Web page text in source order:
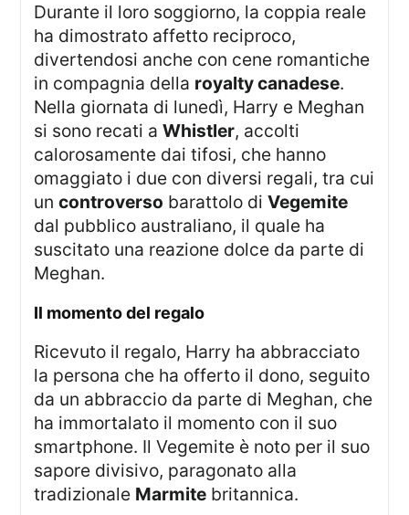
Durante il loro soggiorno, la coppia reale
ha dimostrato affetto reciproco,
divertendosi anche con cene romantiche
in compagnia della royalty canadese.
Nella giornata di lunedì, Harry e Meghan
si sono recati aWhistler, accolti
calorosamente dai tifosi, che hanno
omaggiato i due con diversi regali, tra cui
uncontroverso barattolo diVegemite
dal pubblico australiano, il quale ha
suscitato una reazione dolce da parte di
Meghan.
Il momento del regalo
Ricevuto il regalo, Harry ha abbracciato
la persona che ha offerto il dono, seguito
da un abbraccio da parte di Meghan, che
ha immortalato il momento con il suo
smartphone. Il Vegemite è noto per il suo
sapore divisivo, paragonato alla
tradizionale Marmite britannica.